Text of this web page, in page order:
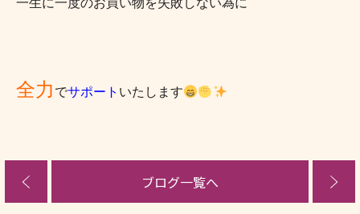
一生に一度のお買い物を失敗しない為に
全力 でサポート いたします
ブログ一覧へ